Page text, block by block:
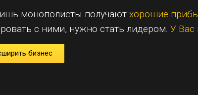
монополисты получают хорошие
с ними, нужно стать лидером. У Вас
бизнес